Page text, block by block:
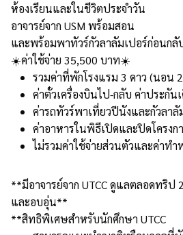
ห้องเรียนและในชีวิตประจำวัน
อาจารย์จาก USM พร้อมสอน
และพร้อมพาทัวร์กัวลาลัมเปอร์ก่อนกลั
☀️ค่าใช้จ่าย 35,500 บาท☀️
รวมค่าที่พักโรงแรม 3 ดาว (นอน
ค่าตั๋วเครื่องบินไป-กลับ ค่าประกัน
ค่ารถทัวร์พาเที่ยวปีนังและกัวลาลั
ค่าอาหารในพิธีเปิดและปิดโครงก
ไม่รวมค่าใช้จ่ายส่วนตัวและค่าทำ
**มีอาจารย์จาก UTCC ดูแลตลอดทริป
และอบอุ่น**
**สิทธิพิเศษสำหรับนักศึกษา UTCC